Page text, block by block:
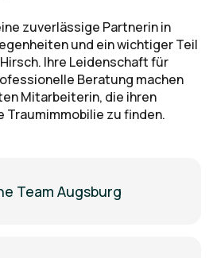
zuverlässige Partnerin in
und ein wichtiger Teil
Ihre Leidenschaft für
Beratung machen
Mitarbeiterin, die ihren
Traumimmobilie zu finden.
Team Augsburg